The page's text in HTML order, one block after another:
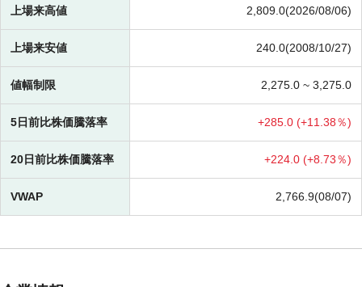
上場来高値 2,809.0(2026/08/06)
上場来安値 240.0(2008/10/27)
値幅制限 2,275.0 ~ 3,275.0
5日前比株価騰落率 +285.0 (+11.38％)
20日前比株価騰落率 +224.0 (+8.73％)
VWAP 2,766.9(08/07)